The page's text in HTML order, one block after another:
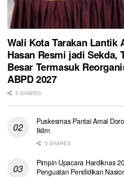
Wali Kota Tarakan Lantik
Hasan Resmi jadi Sekda,
Besar Termasuk
ABPD 2027
0 SHARES
Puskesmas Pantai Amal
Iklim
0 SHARES
Pimpin Upacara Hardiknas
Penguatan Pendidikan